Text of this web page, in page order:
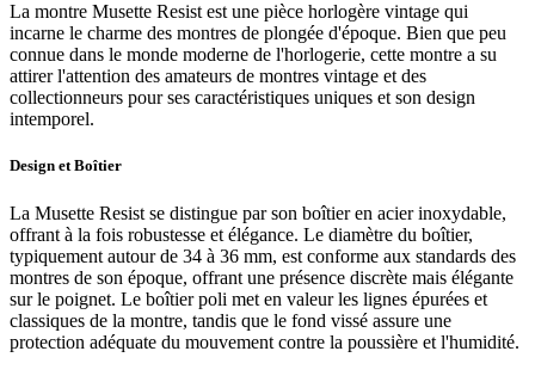
La montre Musette Resist est une pièce horlogère vintage qui
incarne le charme des montres de plongée d'époque. Bien que peu
connue dans le monde moderne de l'horlogerie, cette montre a su
attirer l'attention des amateurs de montres vintage et des
collectionneurs pour ses caractéristiques uniques et son design
intemporel.
Design et Boîtier
La Musette Resist se distingue par son boîtier en acier inoxydable,
offrant à la fois robustesse et élégance. Le diamètre du boîtier,
typiquement autour de 34 à 36 mm, est conforme aux standards des
montres de son époque, offrant une présence discrète mais élégante
sur le poignet. Le boîtier poli met en valeur les lignes épurées et
classiques de la montre, tandis que le fond vissé assure une
protection adéquate du mouvement contre la poussière et l'humidité.